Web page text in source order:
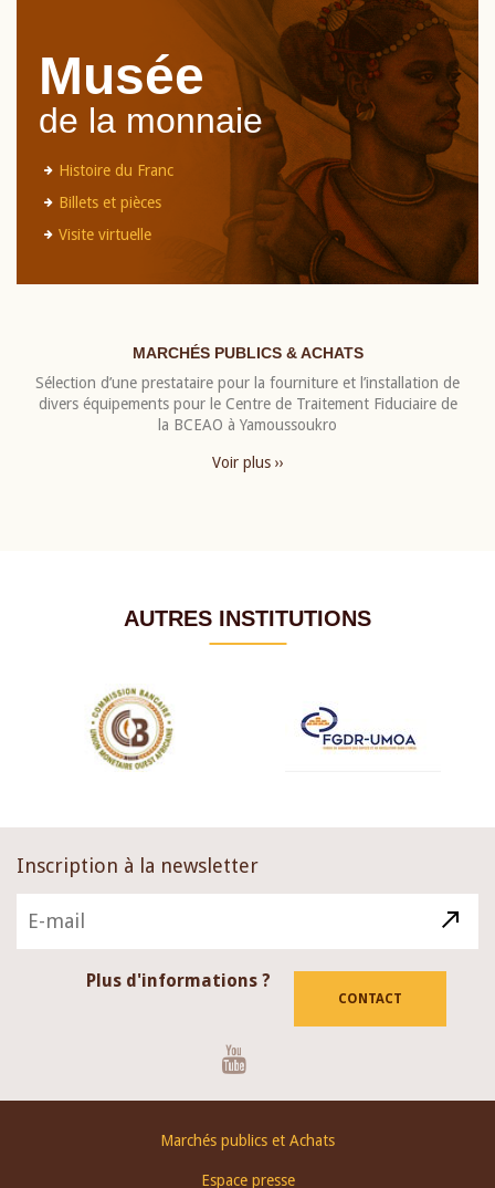
Musée
de la monnaie
Histoire du Franc
Billets et pièces
Visite virtuelle
MARCHÉS PUBLICS & ACHATS
Sélection d’une prestataire pour la fourniture et l’installation de
divers équipements pour le Centre de Traitement Fiduciaire de
la BCEAO à Yamoussoukro
Voir plus ››
AUTRES INSTITUTIONS
Inscription à la newsletter
Plus d'informations ?
CONTACT
Marchés publics et Achats
Espace presse